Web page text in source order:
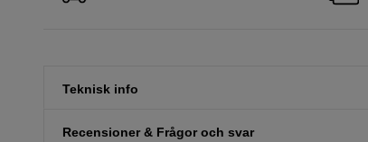
Teknisk info
Recensioner & Frågor och svar